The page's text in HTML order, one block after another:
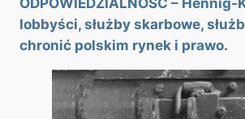
lobbyści, służby skarbowe,
chronić polskim rynek i prawo.